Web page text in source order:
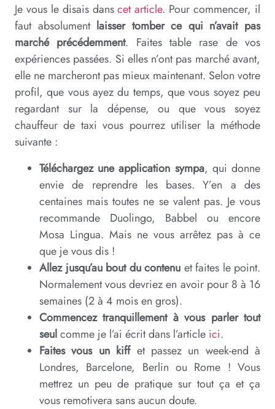
Je vous le disais danscet article. Pour commencer, il
faut absolument laisser tomber ce qui n’avait pas
marché précédemment. Faites table rase de vos
expériences passées. Si elles n’ont pas marché avant,
elle ne marcheront pas mieux maintenant. Selon votre
profil, que vous ayez du temps, que vous soyez peu
regardant sur la dépense, ou que vous soyez
chauffeur de taxi vous pourrez utiliser la méthode
suivante :
Téléchargez une application sympa, qui donne
envie de reprendre les bases. Y’en a des
centaines mais toutes ne se valent pas. Je vous
recommande Duolingo, Babbel ou encore
Mosa Lingua. Mais ne vous arrêtez pas à ce
que je vous dis !
Allez jusqu’au bout du contenu et faites le point.
Normalement vous devriez en avoir pour 8 à 16
semaines (2 à 4 mois en gros).
Commencez tranquillement à vous parler tout
seulcomme je l’ai écrit dans l’article ici.
Faites vous un kiffet passez un week-end à
Londres, Barcelone, Berlin ou Rome ! Vous
mettrez un peu de pratique sur tout ça et ça
vous remotivera sans aucun doute.